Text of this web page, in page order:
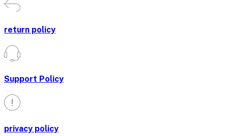
return policy
Support Policy
privacy policy